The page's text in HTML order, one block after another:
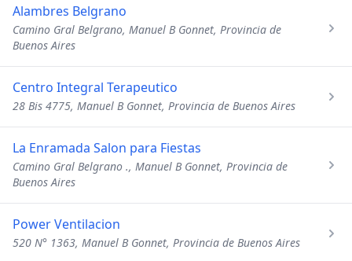
Alambres Belgrano
Camino Gral Belgrano, Manuel B Gonnet, Provincia de
Buenos Aires
Centro Integral Terapeutico
28 Bis 4775, Manuel B Gonnet, Provincia de Buenos Aires
La Enramada Salon para Fiestas
Camino Gral Belgrano ., Manuel B Gonnet, Provincia de
Buenos Aires
Power Ventilacion
520 N° 1363, Manuel B Gonnet, Provincia de Buenos Aires